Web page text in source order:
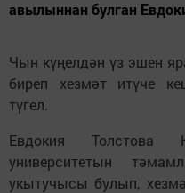
авылыннан булган
Чын күңелдән үз эшен
биреп хезмәт итүче
түгел.
Евдокия Толстова
университетын
укытучысы булып,